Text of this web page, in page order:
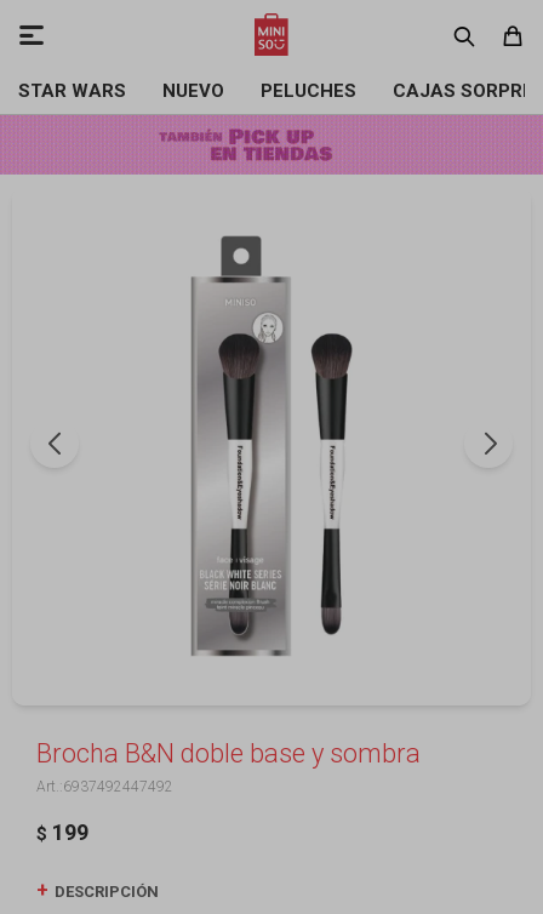
STAR WARS NUEVO PELUCHES CAJAS

Brocha B&N doble base y sombra
6937492447492
$ 199
DESCRIPCIÓN